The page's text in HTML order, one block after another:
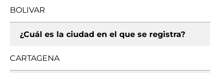
BOLIVAR
¿Cuál es la ciudad en el que se registra?
CARTAGENA